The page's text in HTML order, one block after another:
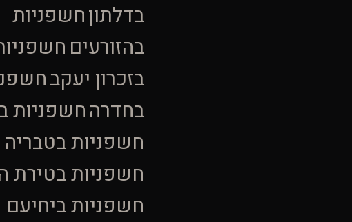
בדלתוןחשפניות
בהזורעים
בזכרון יעקב
בחדרהחשפניות
חשפניות בטבריה
חשפניות בטירת
חשפניות ביחיעם